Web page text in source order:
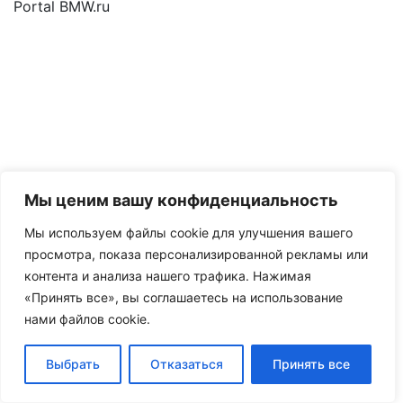
Мы ценим вашу конфиденциальность
Мы используем файлы cookie для улучшения вашего
просмотра, показа персонализированной рекламы или
контента и анализа нашего трафика. Нажимая
«Принять все», вы соглашаетесь на использование
нами файлов cookie.
Выбрать Отказаться Принять все
Portal BMW.ru